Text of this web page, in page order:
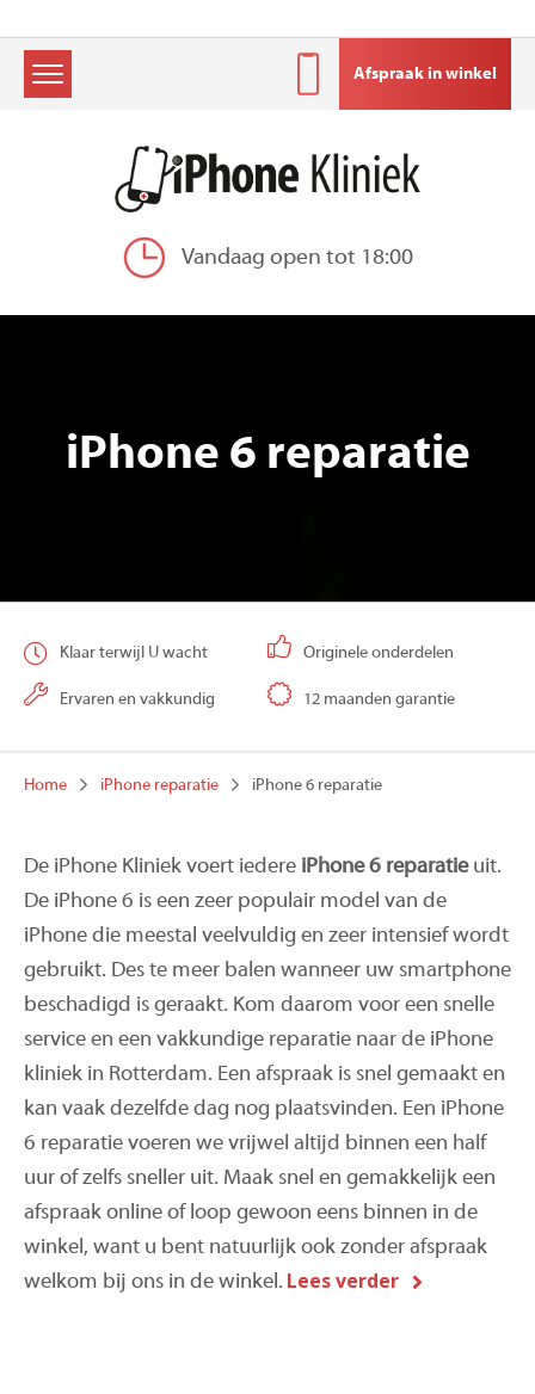
Vandaag open tot 18:00
Afspraak in winkel
iPhone 6 reparatie
Klaar terwijl U wacht Originele onderdelen
Ervaren en vakkundig 12 maanden garantie
Home iPhone reparatie iPhone 6 reparatie
De iPhone Kliniek voert iedere iPhone 6 reparatieuit.
De iPhone 6 is een zeer populair model van de
iPhone die meestal veelvuldig en zeer intensief wordt
gebruikt. Des te meer balen wanneer uw smartphone
beschadigd is geraakt. Kom daarom voor een snelle
service en een vakkundige reparatie naar de iPhone
kliniek in Rotterdam. Een afspraak is snel gemaakt en
kan vaak dezelfde dag nog plaatsvinden. Een iPhone
6 reparatie voeren we vrijwel altijd binnen een half
uur of zelfs sneller uit. Maak snel en gemakkelijk een
afspraak online of loop gewoon eens binnen in de
winkel, want u bent natuurlijk ook zonder afspraak
welkom bij ons in de winkel. Lees verder